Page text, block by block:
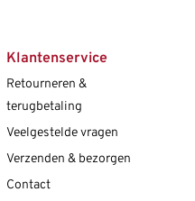
Klantenservice
Retourneren &
terugbetaling
Veelgestelde vragen
Verzenden & bezorgen
Contact